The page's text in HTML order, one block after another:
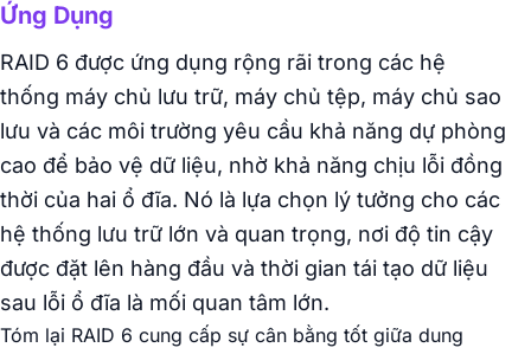
Ứng Dụng
RAID 6 được ứng dụng rộng rãi trong các hệ
thống máy chủ lưu trữ, máy chủ tệp, máy chủ sao
lưu và các môi trường yêu cầu khả năng dự phòng
cao để bảo vệ dữ liệu, nhờ khả năng chịu lỗi đồng
thời của hai ổ đĩa. Nó là lựa chọn lý tưởng cho các
hệ thống lưu trữ lớn và quan trọng, nơi độ tin cậy
được đặt lên hàng đầu và thời gian tái tạo dữ liệu
sau lỗi ổ đĩa là mối quan tâm lớn.
Tóm lại RAID 6 cung cấp sự cân bằng tốt giữa dung